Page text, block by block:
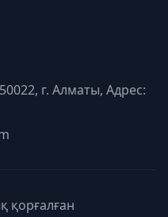
г. Алматы, Адрес:
қорғалған